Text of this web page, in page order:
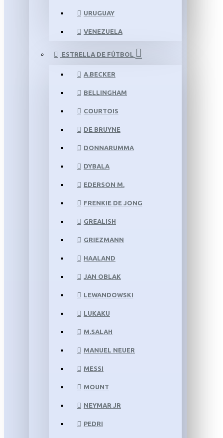
URUGUAY
VENEZUELA
ESTRELLA DE FÚTBOL
A.BECKER
BELLINGHAM
COURTOIS
DE BRUYNE
DONNARUMMA
DYBALA
EDERSON M.
FRENKIE DE JONG
GREALISH
GRIEZMANN
HAALAND
JAN OBLAK
LEWANDOWSKI
LUKAKU
M.SALAH
MANUEL NEUER
MESSI
MOUNT
NEYMAR JR
PEDRI